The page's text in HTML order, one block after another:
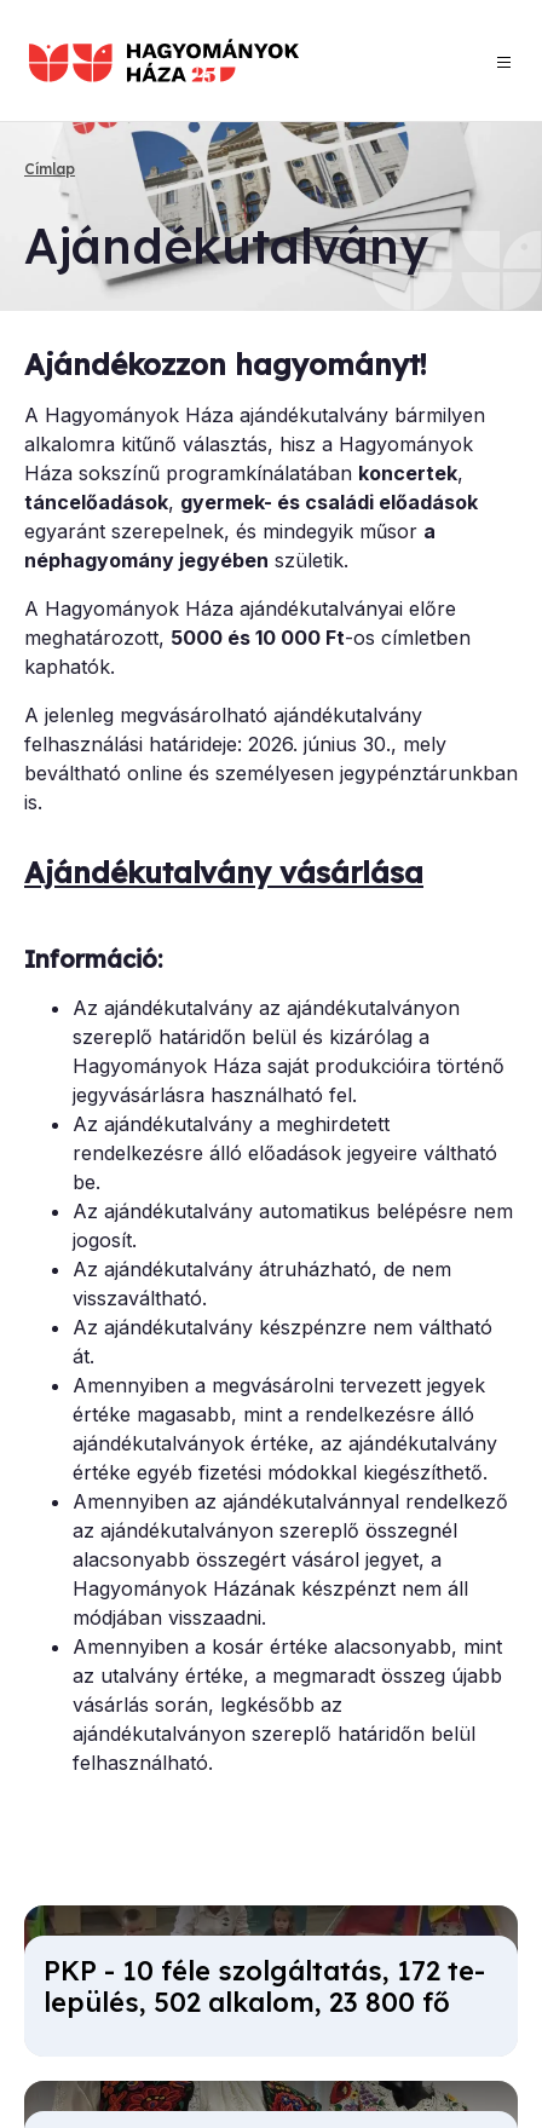
tartalomra
Morzsa
Címlap
Aján­dék­utal­vány
Ajándékozzon hagyományt!
A Hagyományok Háza ajándékutalvány bármilyen
alkalomra kitűnő választás, hisz a Hagyományok
Háza sokszínű programkínálatában koncertek,
táncelőadások, gyermek- és családi előadások
egyaránt szerepelnek, és mindegyik műsor a
néphagyomány jegyében születik.
A Hagyományok Háza ajándékutalványai előre
meghatározott, 5000 és 10 000 Ft-os címletben
kaphatók.
A jelenleg megvásárolható ajándékutalvány
felhasználási határideje: 2026. június 30., mely
beváltható online és személyesen jegypénztárunkban
is.
Ajándékutalvány vásárlása
Információ:
Az ajándékutalvány az ajándékutalványon
szereplő határidőn belül és kizárólag a
Hagyományok Háza saját produkcióira történő
jegyvásárlásra használható fel.
Az ajándékutalvány a meghirdetett
rendelkezésre álló előadások jegyeire váltható
be.
Az ajándékutalvány automatikus belépésre nem
jogosít.
Az ajándékutalvány átruházható, de nem
visszaváltható.
Az ajándékutalvány készpénzre nem váltható
át.
Amennyiben a megvásárolni tervezett jegyek
értéke magasabb, mint a rendelkezésre álló
ajándékutalványok értéke, az ajándékutalvány
értéke egyéb fizetési módokkal kiegészíthető.
Amennyiben az ajándékutalvánnyal rendelkező
az ajándékutalványon szereplő összegnél
alacsonyabb összegért vásárol jegyet, a
Hagyományok Házának készpénzt nem áll
módjában visszaadni.
Amennyiben a kosár értéke alacsonyabb, mint
az utalvány értéke, a megmaradt összeg újabb
vásárlás során, legkésőbb az
ajándékutalványon szereplő határidőn belül
felhasználható.
PKP - 10 fé­le szol­gál­ta­tás, 172 te­
le­pü­lés, 502 al­ka­lom, 23 800 fő